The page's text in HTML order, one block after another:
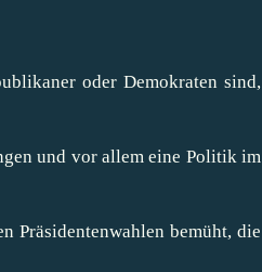
oder Demokraten sind,
und vor allem eine Politik im
Präsidentenwahlen bemüht, die